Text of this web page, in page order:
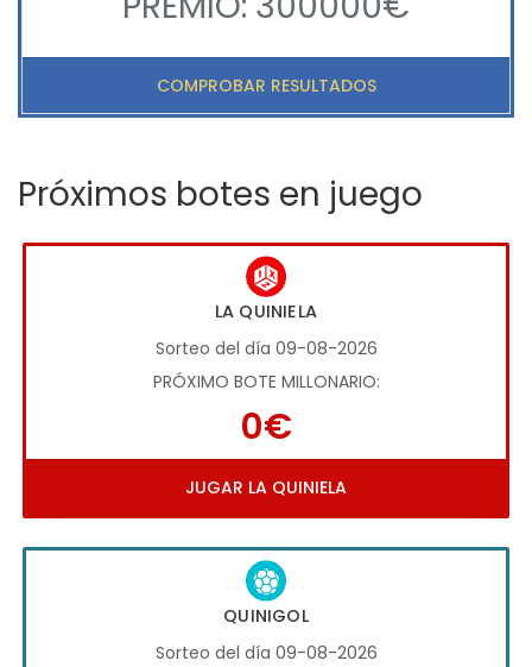
COMPROBAR RESULTADOS
Próximos botes en juego
LA QUINIELA
Sorteo del día 09-08-2026
PRÓXIMO BOTE MILLONARIO:
0€
JUGAR LA QUINIELA
QUINIGOL
Sorteo del día 09-08-2026